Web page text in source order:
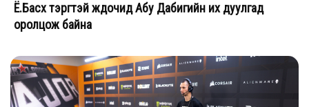
Ё.Басхүү тэргүүтэй жүдочид Абу Дабигийн их дуулгад
оролцож байна